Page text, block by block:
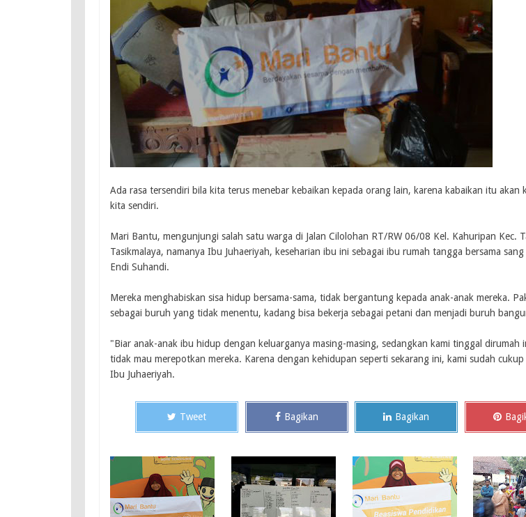
Ada rasa tersendiri bila kita terus menebar kebaikan kepada orang lain, karena kabaikan itu akan
kita sendiri.
Mari Bantu, mengunjungi salah satu warga di Jalan Cilolohan RT/RW 06/08 Kel. Kahuripan Kec.
Tasikmalaya, namanya Ibu Juhaeriyah, keseharian ibu ini sebagai ibu rumah tangga bersama
Endi Suhandi.
Mereka menghabiskan sisa hidup bersama-sama, tidak bergantung kepada anak-anak mereka.
sebagai buruh yang tidak menentu, kadang bisa bekerja sebagai petani dan menjadi buruh
"Biar anak-anak ibu hidup dengan keluarganya masing-masing, sedangkan kami tinggal dirumah
tidak mau merepotkan mereka. Karena dengan kehidupan seperti sekarang ini, kami sudah
Ibu Juhaeriyah.
Tweet Bagikan Bagikan